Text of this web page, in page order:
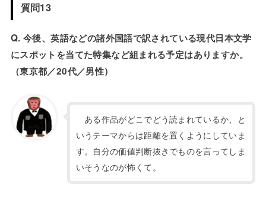
質問13
Q. 今後、英語などの諸外国語で訳されている現代日本文学
にスポットを当てた特集など組まれる予定はありますか。
（東京都／20代／男性）
ある作品がどこでどう読まれているか、と
いうテーマからは距離を置くようにしていま
す。自分の価値判断抜きでものを言ってしま
いそうなのが怖くて。